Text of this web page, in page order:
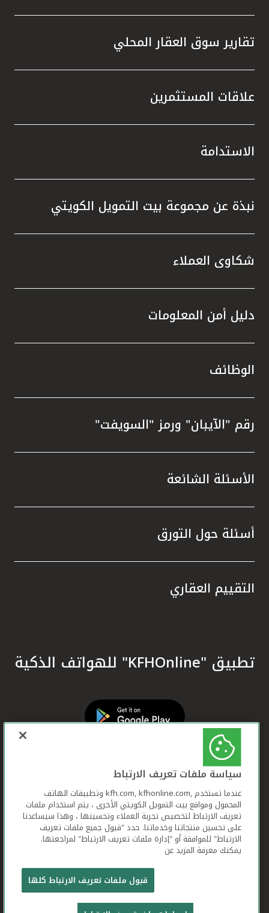
تقارير سوق العقار المحلي
علاقات المستثمرين
الاستدامة
نبذة عن مجموعة بيت التمويل الكويتي
شكاوى العملاء
دليل أمن المعلومات
الوظائف
رقم "الآيبان" ورمز "السويفت"
الأسئلة الشائعة
أسئلة حول التورق
التقييم العقاري
تطبيق "KFHOnline" للهواتف الذكية
بيت التمويل الكويتي جميع الحقوق محفوظة © 2026
شروط وأحكام استخدام الموقع الإلكتروني
سياسة ملفات تعريف الارتباط
عندما تستخدم ,kfh.com, kfhonline.com وتطبيقات الهاتف
المحمول ومواقع بيت التمويل الكويتي الأخرى ، يتم استخدام ملفات
تعريف الارتباط لتخصيص تجربة العملاء وتحسينها ، وهذا سيساعدنا
على تحسين منتجاتنا وخدماتنا. حدد "قبول جميع ملفات تعريف
الارتباط" للموافقة أو "إدارة ملفات تعريف الارتباط" لمراجعتها.
يمكنك معرفة المزيد عن
قبول ملفات تعريف الارتباط كلها